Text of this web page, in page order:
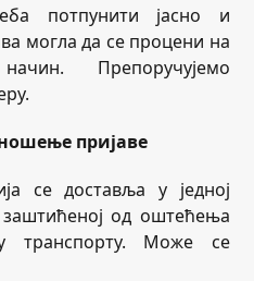
потпунити јасно и
могла да се процени на
Препоручујемо
пријаве
се доставља у једној
од оштећења
транспорту. Може се